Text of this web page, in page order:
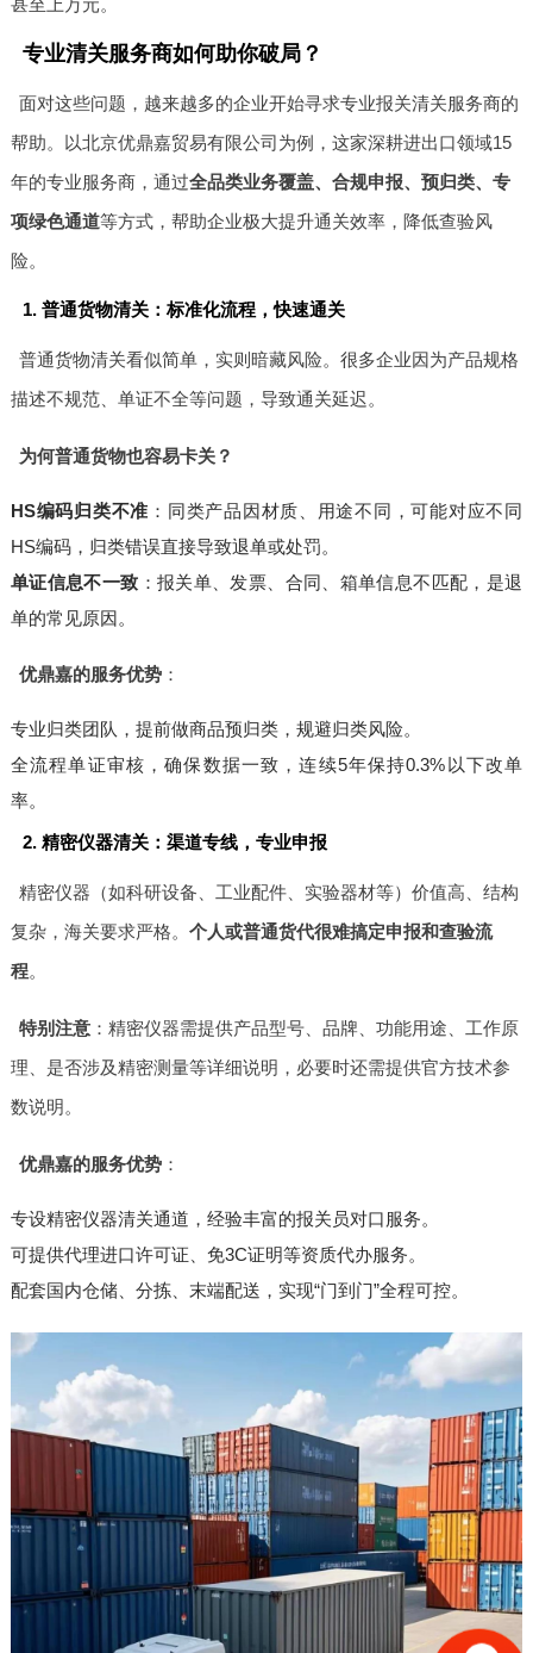
甚至上万元。
专业清关服务商如何助你破局？
面对这些问题，越来越多的企业开始寻求专业报关清关服务商的
帮助。以北京优鼎嘉贸易有限公司为例，这家深耕进出口领域15
年的专业服务商，通过全品类业务覆盖、合规申报、预归类、专
项绿色通道等方式，帮助企业极大提升通关效率，降低查验风
险。
1. 普通货物清关：标准化流程，快速通关
普通货物清关看似简单，实则暗藏风险。很多企业因为产品规格
描述不规范、单证不全等问题，导致通关延迟。
为何普通货物也容易卡关？
HS编码归类不准 ：同类产品因材质、用途不同，可能对应不同
HS编码，归类错误直接导致退单或处罚。
单证信息不一致 ：报关单、发票、合同、箱单信息不匹配，是退
单的常见原因。
优鼎嘉的服务优势 ：
专业归类团队，提前做商品预归类，规避归类风险。
全流程单证审核，确保数据一致，连续5年保持0.3%以下改单
率。
2. 精密仪器清关：渠道专线，专业申报
精密仪器（如科研设备、工业配件、实验器材等）价值高、结构
复杂，海关要求严格。 个人或普通货代很难搞定申报和查验流
程。
特别注意 ：精密仪器需提供产品型号、品牌、功能用途、工作原
理、是否涉及精密测量等详细说明，必要时还需提供官方技术参
数说明。
优鼎嘉的服务优势 ：
专设精密仪器清关通道，经验丰富的报关员对口服务。
可提供代理进口许可证、免3C证明等资质代办服务。
配套国内仓储、分拣、末端配送，实现“门到门”全程可控。